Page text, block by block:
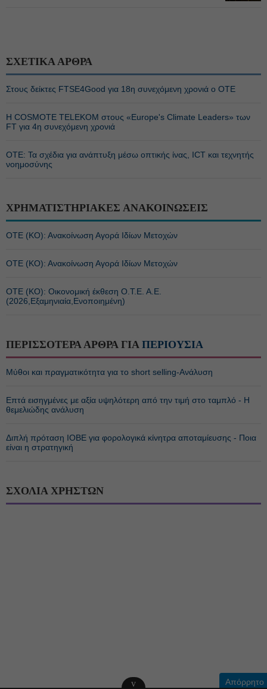
ΣΧΕΤΙΚΑ ΑΡΘΡΑ
Στους δείκτες FTSE4Good για 18η συνεχόμενη χρονιά ο ΟΤΕ
Η COSMOTE TELEKOM στους «Europe's Climate Leaders» των
FT για 4η συνεχόμενη χρονιά
ΟΤΕ: Τα σχέδια για ανάπτυξη μέσω οπτικής ίνας, ICT και τεχνητής
νοημοσύνης
ΧΡΗΜΑΤΙΣΤΗΡΙΑΚΕΣ ΑΝΑΚΟΙΝΩΣΕΙΣ
ΟΤΕ (ΚΟ): Ανακοίνωση Αγορά Ιδίων Μετοχών
ΟΤΕ (ΚΟ): Ανακοίνωση Αγορά Ιδίων Μετοχών
ΟΤΕ (ΚΟ): Οικονομική έκθεση Ο.Τ.Ε. Α.Ε.
(2026,Εξαμηνιαία,Ενοποιημένη)
ΠΕΡΙΣΣΟΤΕΡΑ ΑΡΘΡΑ ΓΙΑ ΠΕΡΙΟΥΣΙΑ
Μύθοι και πραγματικότητα για το short selling-Ανάλυση
Επτά εισηγμένες με αξία υψηλότερη από την τιμή στο ταμπλό - Η
θεμελιώδης ανάλυση
Διπλή πρόταση ΙΟΒΕ για φορολογικά κίνητρα αποταμίευσης - Ποια
είναι η στρατηγική
ΣΧΟΛΙΑ ΧΡΗΣΤΩΝ
v Απόρρητο